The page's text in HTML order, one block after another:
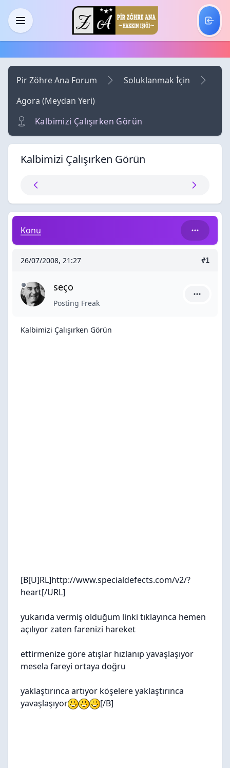
Skip to main content
Menü
Pir Zöhre Ana Forum
Soluklanmak İçin
Agora (Meydan Yeri)
Kalbimizi Çalışırken Görün
Kalbimizi Çalışırken Görün
Kalbimizi Çalışırken Görün
Konu
26/07/2008, 21:27 #1
seço
Posting Freak
Kalbimizi Çalışırken Görün
[B[U]RL]http://www.specialdefects.com/v2/?
heart[/URL]
yukarıda vermiş olduğum linki tıklayınca hemen
açılıyor zaten farenizi hareket
ettirmenize göre atışlar hızlanıp yavaşlaşıyor
mesela fareyi ortaya doğru
yaklaştırınca artıyor köşelere yaklaştırınca
yavaşlaşıyor
[/B]